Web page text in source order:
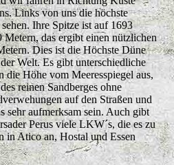
Links von uns die höchste
Ihre Spitze ist auf 1693
das ergibt einen nützlichen
Dies ist die Höchste Düne
Welt. Es gibt unterschiedliche
die Höhe vom Meeresspiegel aus,
reinen Sandberges ohne
auf den Straßen und
sehr aufmerksam sein. Auch gibt
Perus viele LKW´s, die es zu
Atico an, Hostal und Essen